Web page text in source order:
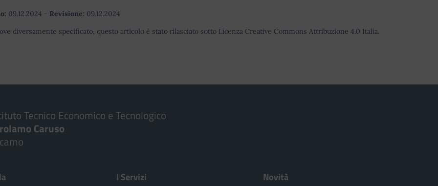
09.12.2024 - Revisione: 09.12.2024
diversamente specificato, questo articolo è stato rilasciato sotto Licenza Creative Commons Attribuzione 4.0 Italia.
Tecnico Economico e Tecnologico
Caruso
I Servizi Novità